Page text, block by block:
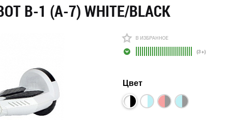
B-1 (A-7) WHITE/BLACK
В ИЗБРАННОЕ
(3+)
Цвет